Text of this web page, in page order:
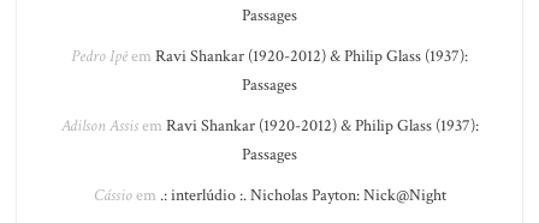
Passages
Pedro Ipêem Ravi Shankar (1920-2012) & Philip Glass (1937):
Passages
Adilson Assisem Ravi Shankar (1920-2012) & Philip Glass (1937):
Passages
Cássioem .: interlúdio :. Nicholas Payton: Nick@Night